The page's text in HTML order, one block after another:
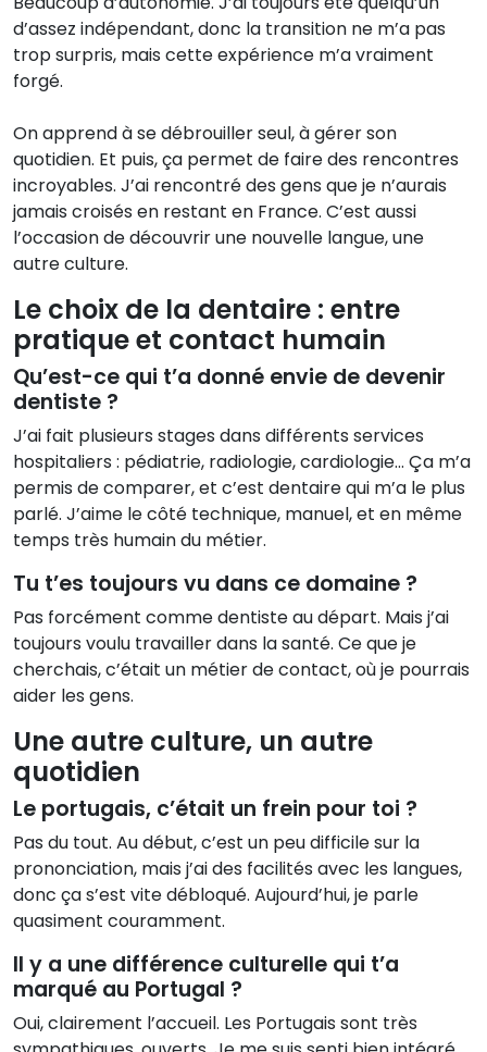
d’assez indépendant, donc la transition ne m’a pas
trop surpris, mais cette expérience m’a vraiment
forgé.
On apprend à se débrouiller seul, à gérer son
quotidien. Et puis, ça permet de faire des rencontres
incroyables. J’ai rencontré des gens que je n’aurais
jamais croisés en restant en France. C’est aussi
l’occasion de découvrir une nouvelle langue, une
autre culture.
Le choix de la dentaire : entre
pratique et contact humain
Qu’est-ce qui t’a donné envie de devenir
dentiste ?
J’ai fait plusieurs stages dans différents services
hospitaliers : pédiatrie, radiologie, cardiologie… Ça m’a
permis de comparer, et c’est dentaire qui m’a le plus
parlé. J’aime le côté technique, manuel, et en même
temps très humain du métier.
Tu t’es toujours vu dans ce domaine ?
Pas forcément comme dentiste au départ. Mais j’ai
toujours voulu travailler dans la santé. Ce que je
cherchais, c’était un métier de contact, où je pourrais
aider les gens.
Une autre culture, un autre
quotidien
Le portugais, c’était un frein pour toi ?
Pas du tout. Au début, c’est un peu difficile sur la
prononciation, mais j’ai des facilités avec les langues,
donc ça s’est vite débloqué. Aujourd’hui, je parle
quasiment couramment.
Il y a une différence culturelle qui t’a
marqué au Portugal ?
Oui, clairement l’accueil. Les Portugais sont très